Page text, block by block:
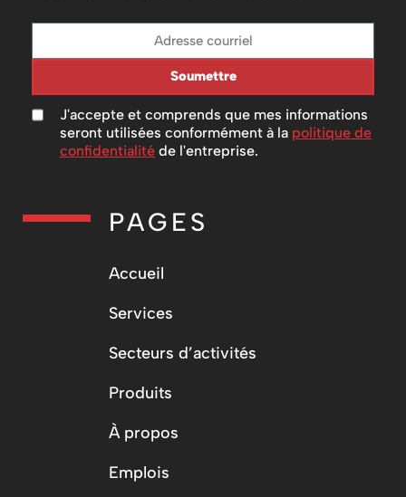
J'accepte et comprends que mes informations
seront utilisées conformément à la politique de
confidentialité de l'entreprise.
Soumettre
PAGES
Accueil
Services
Secteurs d’activités
Produits
À propos
Emplois